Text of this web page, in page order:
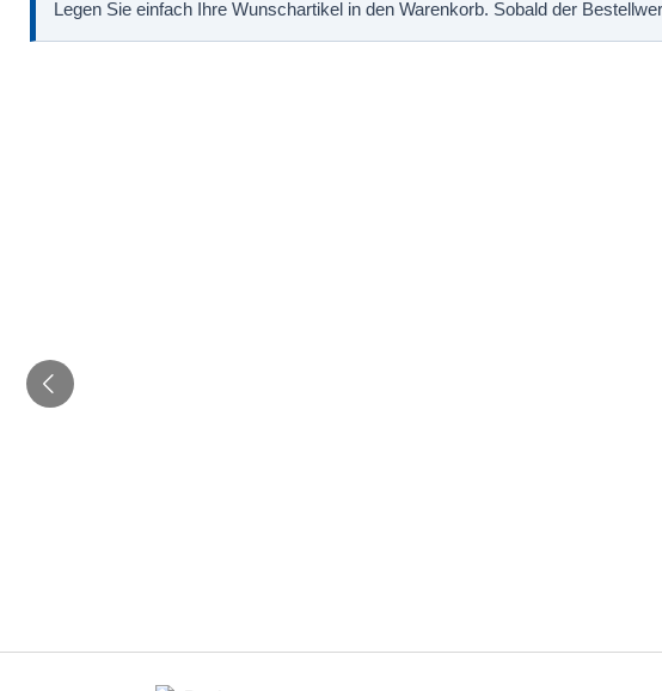
Legen Sie einfach Ihre Wunschartikel in den Warenkorb. Sobald der